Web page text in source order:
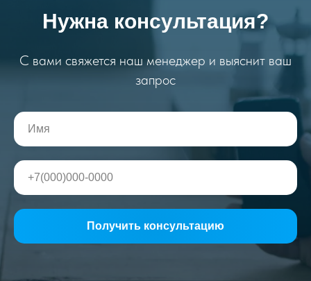
Нужна консультация?
С вами свяжется наш менеджер и выяснит ваш
запрос
Получить консультацию